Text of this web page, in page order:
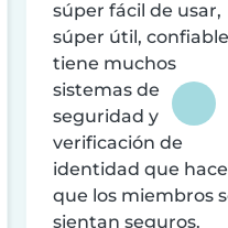
súper fácil de usar,
súper útil,
tiene muchos
sistemas de
seguridad y
verificación de
identidad que
que los miembros
sientan seguros.